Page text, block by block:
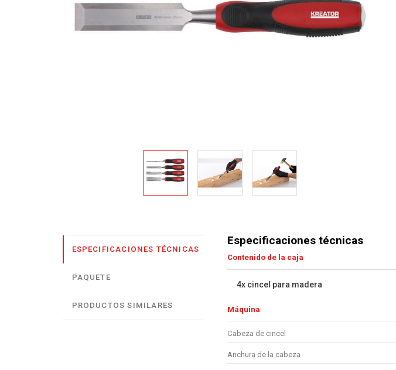
ESPECIFICACIONES TÉCNICAS
PAQUETE
PRODUCTOS SIMILARES
Especificaciones técnicas
Contenido de la caja
4x cincel para madera
Máquina
Cabeza de cincel
Anchura de la cabeza